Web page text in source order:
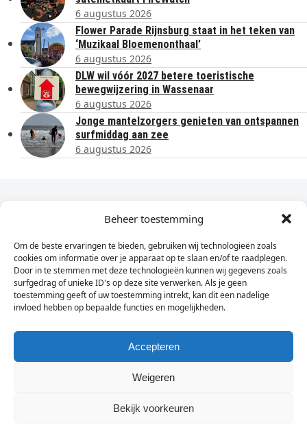
Beheer toestemming
Om de beste ervaringen te bieden, gebruiken wij technologieën zoals
cookies om informatie over je apparaat op te slaan en/of te raadplegen.
Door in te stemmen met deze technologieën kunnen wij gegevens zoals
surfgedrag of unieke ID's op deze site verwerken. Als je geen
toestemming geeft of uw toestemming intrekt, kan dit een nadelige
invloed hebben op bepaalde functies en mogelijkheden.
Accepteren
Weigeren
Bekijk voorkeuren
6 augustus 2026
Flower Parade Rijnsburg staat in het teken van
‘Muzikaal Bloemenonthaal’
6 augustus 2026
DLW wil vóór 2027 betere toeristische
bewegwijzering in Wassenaar
6 augustus 2026
Jonge mantelzorgers genieten van ontspannen
surfmiddag aan zee
6 augustus 2026
Dagelijks het laatste nieuws in je e-mail?
Vul
hier
je
e-
mailadres
in
Sign Up